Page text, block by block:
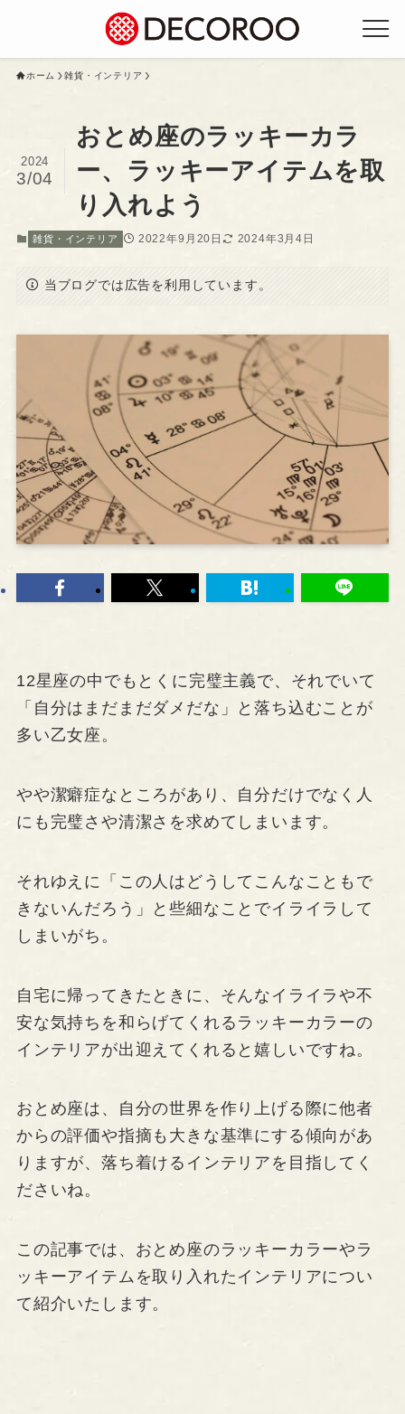
ホーム 雑貨・インテリア
おとめ座のラッキーカラ
ー、ラッキーアイテムを取
り入れよう
2024
3/04
雑貨・インテリア 2022年9月20日 2024年3月4日
当ブログでは広告を利用しています。
12星座の中でもとくに完璧主義で、それでいて
「自分はまだまだダメだな」と落ち込むことが
多い乙女座。
やや潔癖症なところがあり、自分だけでなく人
にも完璧さや清潔さを求めてしまいます。
それゆえに「この人はどうしてこんなこともで
きないんだろう」と些細なことでイライラして
しまいがち。
自宅に帰ってきたときに、そんなイライラや不
安な気持ちを和らげてくれるラッキーカラーの
インテリアが出迎えてくれると嬉しいですね。
おとめ座は、自分の世界を作り上げる際に他者
からの評価や指摘も大きな基準にする傾向があ
りますが、落ち着けるインテリアを目指してく
ださいね。
この記事では、おとめ座のラッキーカラーやラ
ッキーアイテムを取り入れたインテリアについ
て紹介いたします。